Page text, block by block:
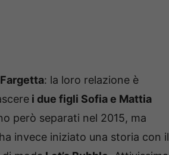
: la loro relazione è
i due figli Sofia e Mattia
però separati nel 2015, ma
invece iniziato una storia con il